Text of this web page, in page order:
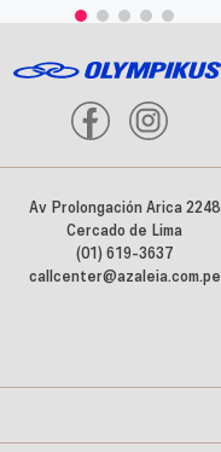
Av Prolongación Arica 2248
Cercado de Lima
(01) 619-3637
callcenter@azaleia.com.pe